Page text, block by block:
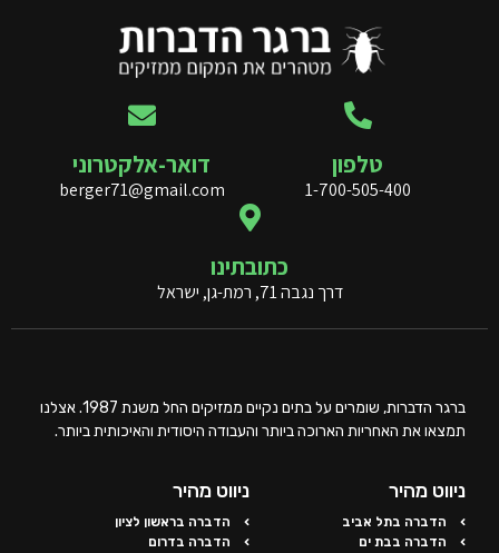
טלפון
1-700-505-400
דואר-אלקטרוני
berger71@gmail.com
כתובתינו
דרך נגבה 71, רמת-גן, ישראל
ברגר הדברות, שומרים על בתים נקיים ממזיקים החל משנת 1987. אצלנו
תמצאו את האחריות הארוכה ביותר והעבודה היסודית והאיכותית ביותר.
ניווט מהיר
הדברה בתל אביב
הדברה בבת ים
ניווט מהיר
הדברה בראשון לציון
הדברה בדרום